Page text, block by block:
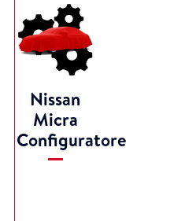
Nissan
Micra
Configuratore